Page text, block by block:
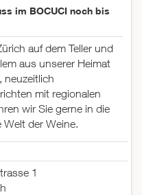
im BOCUCI noch bis
auf dem Teller und
aus unserer Heimat
neuzeitlich
mit regionalen
wir Sie gerne in die
der Weine.
1